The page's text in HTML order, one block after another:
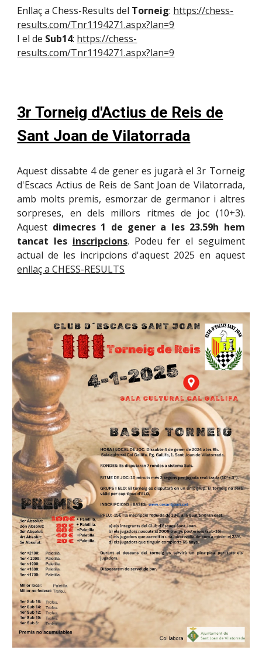
Enllaç a Chess-Results del Torneig: https://chess-
results.com/Tnr1194271.aspx?lan=9
I el de Sub14: https://chess-
results.com/Tnr1194271.aspx?lan=9
3r Torneig d'Actius de Reis de
Sant Joan de Vilatorrada
Aquest dissabte 4 de gener es jugarà el 3r Torneig
d'Escacs Actius de Reis de Sant Joan de Vilatorrada,
amb molts premis, esmorzar de germanor i altres
sorpreses, en dels millors ritmes de joc (10+3).
Aquest dimecres 1 de gener a les 23.59h hem
tancat les inscripcions. Podeu fer el seguiment
actual de les incripcions d'aquest 2025 en aquest
enllaç a CHESS-RESULTS